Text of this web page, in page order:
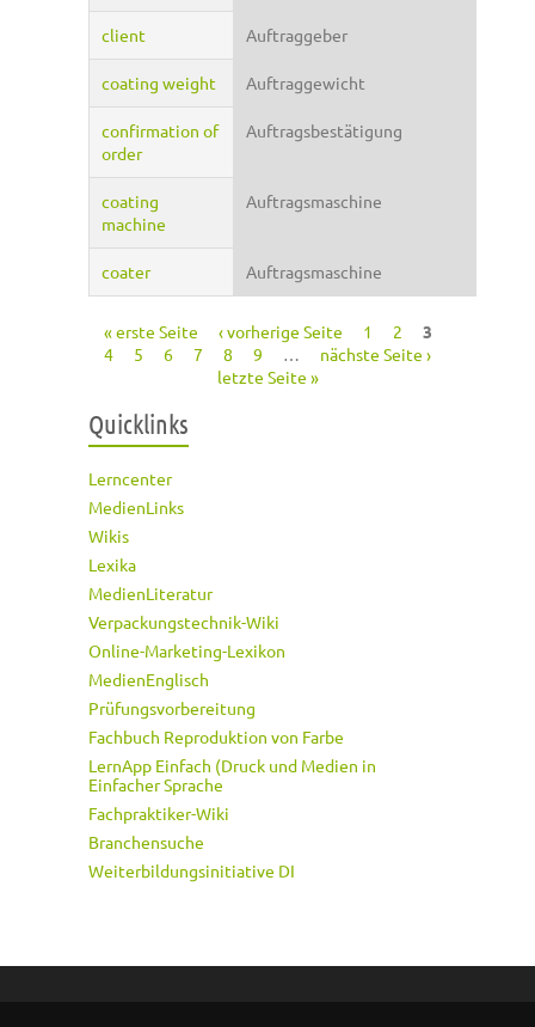
client Auftraggeber
coating weight Auftraggewicht
confirmation of
order
Auftragsbestätigung
coating
machine
Auftragsmaschine
coater Auftragsmaschine
Seiten
« erste Seite ‹ vorherige Seite 1 2
3
4
5 6 7 8 9 …
nächste Seite ›
letzte Seite »
Quicklinks
Lerncenter
MedienLinks
Wikis
Lexika
MedienLiteratur
Verpackungstechnik-Wiki
Online-Marketing-Lexikon
MedienEnglisch
Prüfungsvorbereitung
Fachbuch Reproduktion von Farbe
LernApp Einfach (Druck und Medien in
Einfacher Sprache
Fachpraktiker-Wiki
Branchensuche
Weiterbildungsinitiative DI